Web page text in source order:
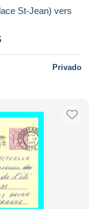
St-Jean) vers
Privado